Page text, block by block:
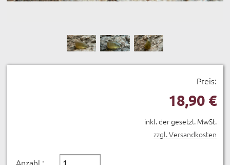
Preis:
18,90 €
inkl. der gesetzl. MwSt.
zzgl. Versandkosten
Anzahl :